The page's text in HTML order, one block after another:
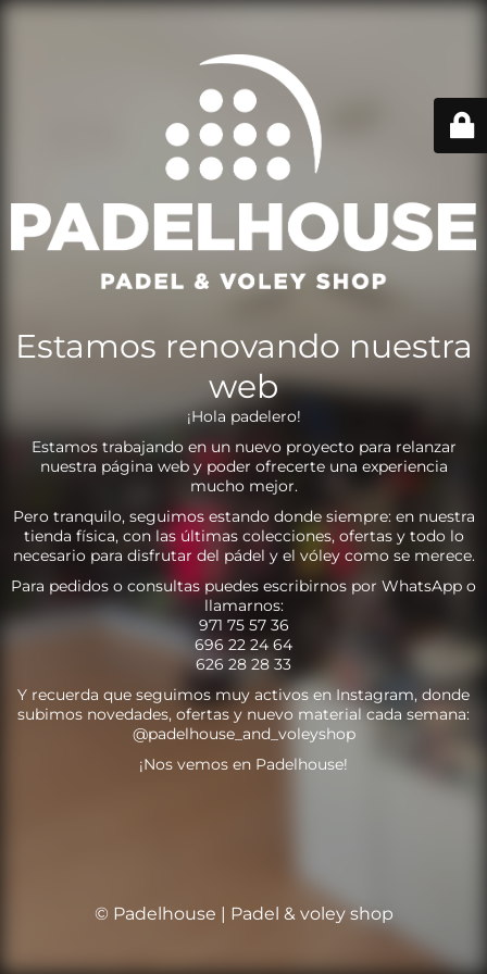
Estamos renovando nuestra
web
¡Hola padelero!
Estamos trabajando en un nuevo proyecto para relanzar
nuestra página web y poder ofrecerte una experiencia
mucho mejor.
Pero tranquilo, seguimos estando donde siempre: en nuestra
tienda física, con las últimas colecciones, ofertas y todo lo
necesario para disfrutar del pádel y el vóley como se merece.
Para pedidos o consultas puedes escribirnos por WhatsApp o
llamarnos:
971 75 57 36
696 22 24 64
626 28 28 33
Y recuerda que seguimos muy activos en Instagram, donde
subimos novedades, ofertas y nuevo material cada semana:
@padelhouse_and_voleyshop
¡Nos vemos en Padelhouse!
© Padelhouse | Padel & voley shop